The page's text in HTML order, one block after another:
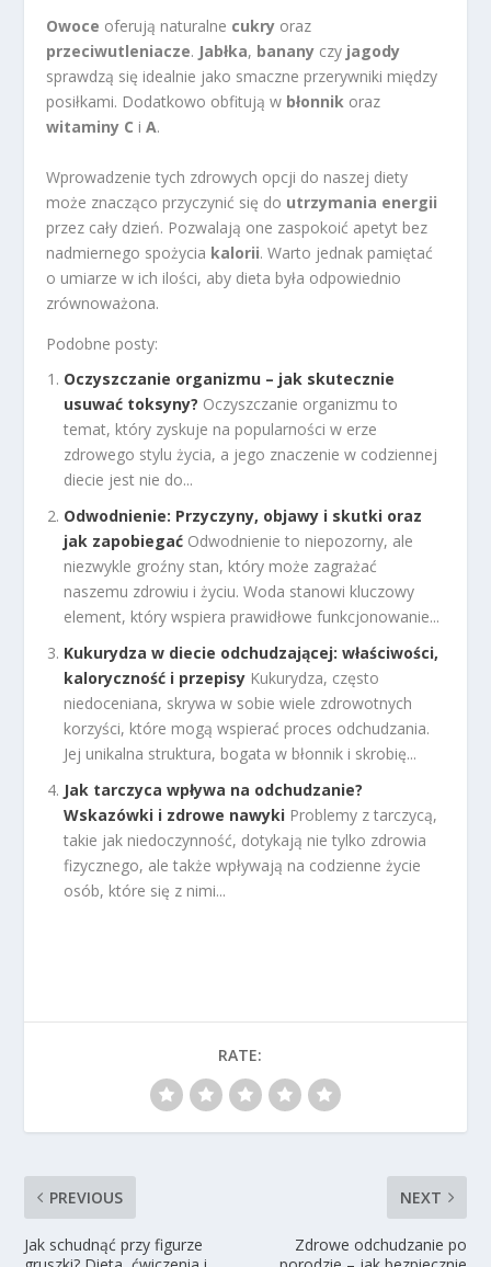
Owoce oferują naturalne cukry oraz
przeciwutleniacze. Jabłka, banany czy jagody
sprawdzą się idealnie jako smaczne przerywniki między
posiłkami. Dodatkowo obfitują w błonnik oraz
witaminy C iA.
Wprowadzenie tych zdrowych opcji do naszej diety
może znacząco przyczynić się do utrzymania energii
przez cały dzień. Pozwalają one zaspokoić apetyt bez
nadmiernego spożycia kalorii. Warto jednak pamiętać
o umiarze w ich ilości, aby dieta była odpowiednio
zrównoważona.
Podobne posty:
Oczyszczanie organizmu – jak skutecznie
usuwać toksyny? Oczyszczanie organizmu to
temat, który zyskuje na popularności w erze
zdrowego stylu życia, a jego znaczenie w codziennej
diecie jest nie do...
Odwodnienie: Przyczyny, objawy i skutki oraz
jak zapobiegać Odwodnienie to niepozorny, ale
niezwykle groźny stan, który może zagrażać
naszemu zdrowiu i życiu. Woda stanowi kluczowy
element, który wspiera prawidłowe funkcjonowanie...
Kukurydza w diecie odchudzającej: właściwości,
kaloryczność i przepisy Kukurydza, często
niedoceniana, skrywa w sobie wiele zdrowotnych
korzyści, które mogą wspierać proces odchudzania.
Jej unikalna struktura, bogata w błonnik i skrobię...
Jak tarczyca wpływa na odchudzanie?
Wskazówki i zdrowe nawyki Problemy z tarczycą,
takie jak niedoczynność, dotykają nie tylko zdrowia
fizycznego, ale także wpływają na codzienne życie
osób, które się z nimi...
RATE:
PREVIOUS
Jak schudnąć przy figurze
NEXT
Zdrowe odchudzanie po